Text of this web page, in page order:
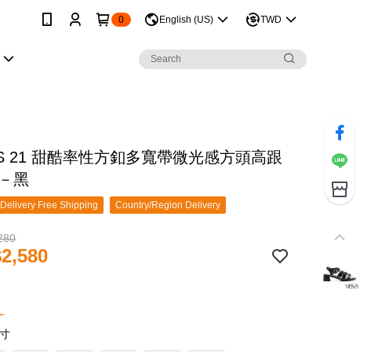
0 English (US) TWD
21 甜酷率性方釦多寬帶微光感方頭高跟
黑
Free Shipping Country/Region Delivery